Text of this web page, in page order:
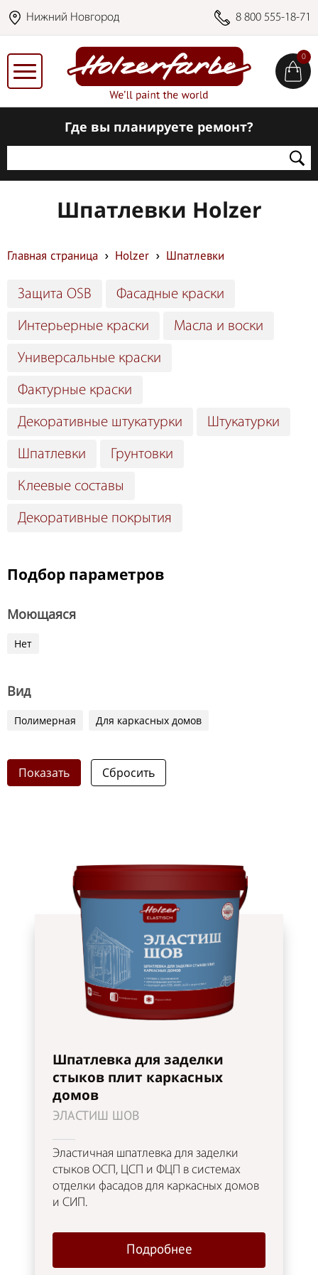
Нижний Новгород 8 800 555-18-71
0
Где вы планируете ремонт?
Шпатлевки Holzer
Главная страница Holzer Шпатлевки
Защита OSB Фасадные краски
Интерьерные краски Масла и воски
Универсальные краски
Фактурные краски
Декоративные штукатурки Штукатурки
Шпатлевки Грунтовки
Клеевые составы
Декоративные покрытия
Подбор параметров
Моющаяся
Нет
Вид
Полимерная Для каркасных домов
Показать
Шпатлевка для заделки
стыков плит каркасных
домов
ЭЛАСТИШ ШОВ
Эластичная шпатлевка для заделки
стыков ОСП, ЦСП и ФЦП в системах
отделки фасадов для каркасных домов
и СИП.
Подробнее